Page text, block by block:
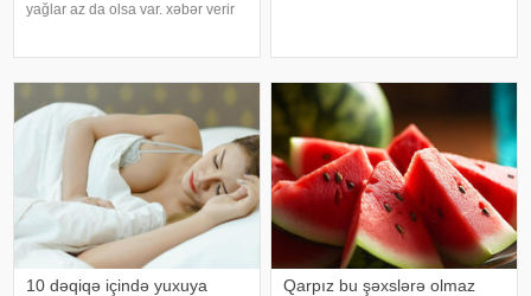
yağlar az da olsa var. xəbər verir
preslənmiş kətan toxumlarında
10 dəqiqə içində yuxuya
Qarpız bu şəxslərə olmaz